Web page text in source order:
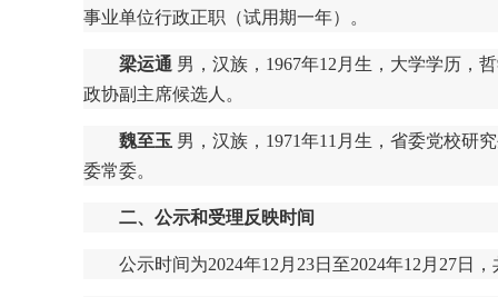
事业单位行政正职（试用期一年）。
梁运通 男，汉族，1967年12月生，大学学历，
政协副主席候选人。
魏至玉 男，汉族，1971年11月生，省委党校研
委常委。
二、公示和受理反映时间
公示时间为2024年12月23日至2024年12月27日